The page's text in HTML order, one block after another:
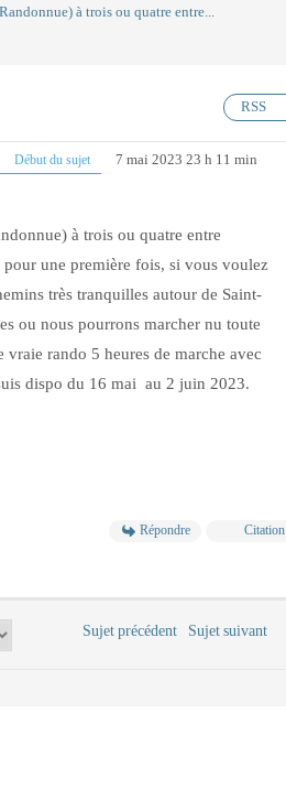
à trois ou quatre entre...
RSS
Début du sujet 7 mai 2023 23 h 11 min
à trois ou quatre entre
pour une première fois, si vous voulez
très tranquilles autour de Saint-
ou nous pourrons marcher nu toute
rando 5 heures de marche avec
dispo du 16 mai au 2 juin 2023.
Répondre Citation
Sujet précédent Sujet suivant